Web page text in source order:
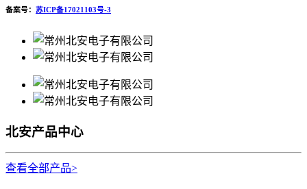
备案号： 苏ICP备17021103号-3
北安产品中心
查看全部产品>